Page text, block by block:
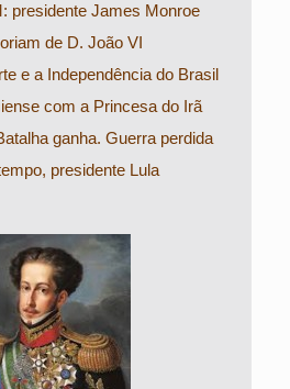
presidente James Monroe
de D. João VI
e a Independência do Brasil
com a Princesa do Irã
ganha. Guerra perdida
presidente Lula